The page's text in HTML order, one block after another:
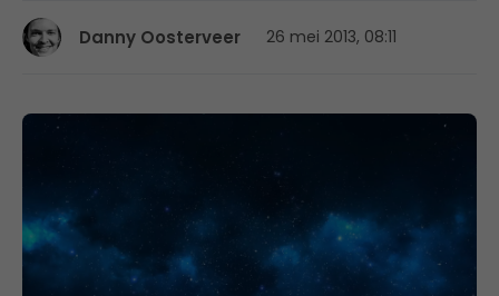
Danny Oosterveer 26 mei 2013, 08:11